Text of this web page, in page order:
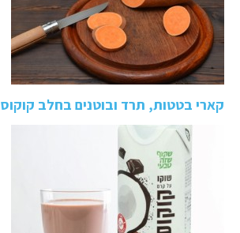
קארי בטטות, תרד ובוטנים בחלב קוקוס